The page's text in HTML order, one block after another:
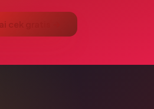
cek gratis →